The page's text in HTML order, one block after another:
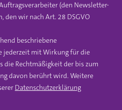
(den Newsletter-
den wir nach Art. 28 DSGVO
beschriebene
jederzeit mit Wirkung für die
Rechtmäßigkeit der bis zum
davon berührt wird. Weitere
Datenschutzerklärung